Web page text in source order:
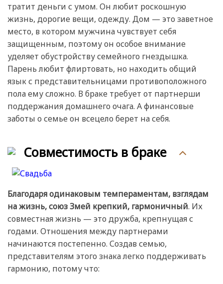
тратит деньги с умом. Он любит роскошную
жизнь, дорогие вещи, одежду. Дом — это заветное
место, в котором мужчина чувствует себя
защищенным, поэтому он особое внимание
уделяет обустройству семейного гнездышка.
Парень любит флиртовать, но находить общий
язык с представительницами противоположного
пола ему сложно. В браке требует от партнерши
поддержания домашнего очага. А финансовые
заботы о семье он всецело берет на себя.
Совместимость в браке
Благодаря одинаковым темпераментам, взглядам
на жизнь, союз Змей крепкий, гармоничный. Их
совместная жизнь — это дружба, крепнущая с
годами. Отношения между партнерами
начинаются постепенно. Создав семью,
представителям этого знака легко поддерживать
гармонию, потому что: